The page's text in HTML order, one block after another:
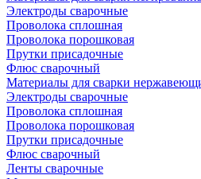
Электроды сварочные
Проволока сплошная
Проволока порошковая
Прутки присадочные
Флюс сварочный
Материалы для сварки
Электроды сварочные
Проволока сплошная
Проволока порошковая
Прутки присадочные
Флюс сварочный
Ленты сварочные